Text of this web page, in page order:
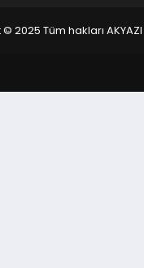
2025 Tüm hakları AKYAZI